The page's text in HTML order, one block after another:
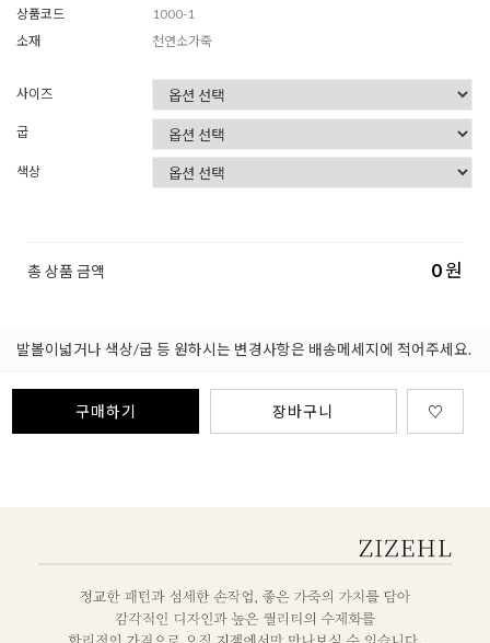
상품코드
1000-1
소재
천연소가죽
사이즈
굽
색상
총 상품 금액 0원
발볼이넓거나 색상/굽 등 원하시는 변경사항은 배송메세지에 적어주세요.
구매하기 장바구니 ♡